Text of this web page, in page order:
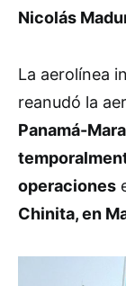
Nicolás
La aerolínea
reanudó la
Panamá-
operaciones
Chinita, en